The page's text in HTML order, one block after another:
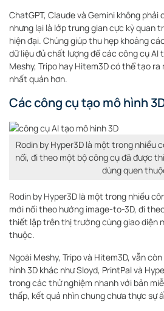
ChatGPT, Claude và Gemini không phải
nhưng lại là lớp trung gian cực kỳ quan
hiện đại. Chúng giúp thu hẹp khoảng
dữ liệu đủ chất lượng để các công cụ AI
Meshy, Tripo hay Hitem3D có thể tạo ra
nhất quán hơn.
Các công cụ tạo mô hình
Rodin by Hyper3D là một trong nhiều
nổi, đi theo một bộ công cụ đã được
dùng quen
Rodin by Hyper3D là một trong nhiều
mới nổi theo hướng image-to-3D, đi
thiết lập trên thị trường cùng giao diện
thuộc.
Ngoài Meshy, Tripo và Hitem3D, vẫn
hình 3D khác như Sloyd, PrintPal và
trong các thử nghiệm nhanh với bản
thấp, kết quả nhìn chung chưa thực sự